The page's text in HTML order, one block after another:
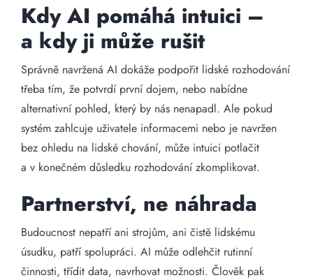
Kdy AI pomáhá intuici –
a kdy ji může rušit
Správně navržená AI dokáže podpořit lidské rozhodování
třeba tím, že potvrdí první dojem, nebo nabídne
alternativní pohled, který by nás nenapadl. Ale pokud
systém zahlcuje uživatele informacemi nebo je navržen
bez ohledu na lidské chování, může intuici potlačit
a v konečném důsledku rozhodování zkomplikovat.
Partnerství, ne náhrada
Budoucnost nepatří ani strojům, ani čistě lidskému
úsudku, patří spolupráci. AI může odlehčit rutinní
činnosti, třídit data, navrhovat možnosti. Člověk pak